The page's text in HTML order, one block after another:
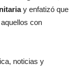
y enfatizó que
con
noticias y